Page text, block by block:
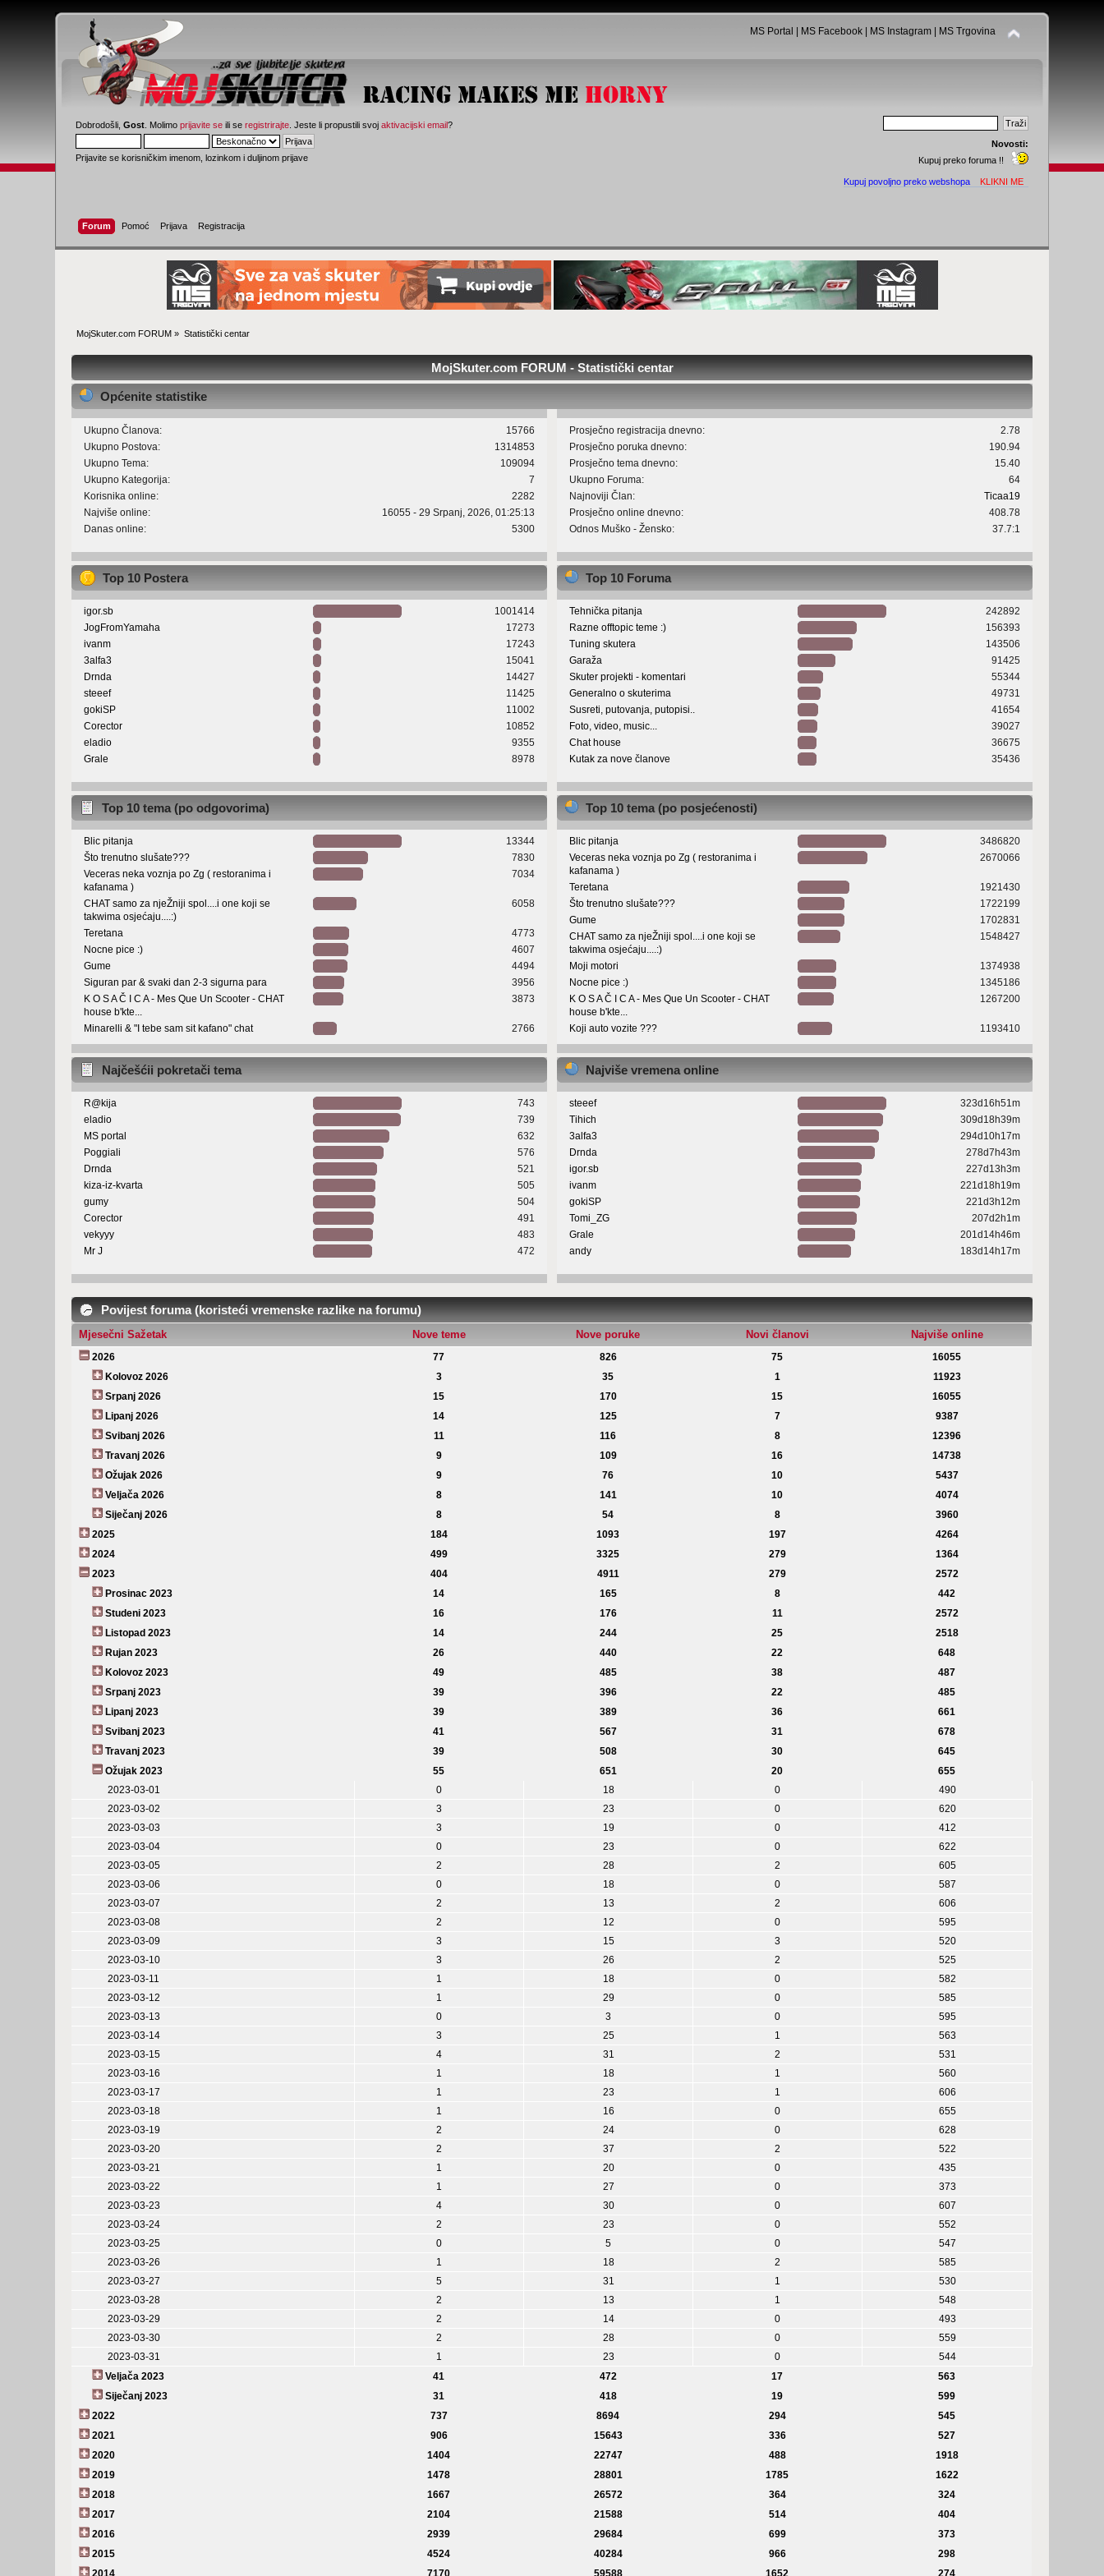
MS Portal MS Facebook| MS Instagram| MS Trgovina
Dobrodošli,Gost . Molimoprijavite se ili seregistrirajte . Jeste li propustili svojaktivacijski email?
Prijavite se korisničkim imenom, lozinkom i duljinom prijave
Novosti:
Kupuj preko foruma !!
Kupuj povoljno preko webshopa KLIKNI ME
Forum Pomoć Prijava Registracija
MojSkuter.com FORUM » Statistički centar
MojSkuter.com FORUM - Statistički centar
Općenite statistike
Ukupno Članova:
15766
Ukupno Postova:
1314853
Ukupno Tema:
109094
Ukupno Kategorija:
7
Korisnika online:
2282
Najviše online:
16055 - 29 Srpanj, 2026, 01:25:13
Danas online:
5300
Prosječno registracija dnevno:
2.78
Prosječno poruka dnevno:
190.94
Prosječno tema dnevno:
15.40
Ukupno Foruma:
64
Najnoviji Član:
Ticaa19
Prosječno online dnevno:
408.78
Odnos Muško - Žensko:
37.7:1
Top 10 Postera
igor.sb
1001414
JogFromYamaha
17273
ivanm
17243
3alfa3
15041
Drnda
14427
steeef
11425
gokiSP
11002
Corector
10852
eladio
9355
Grale
8978
Top 10 Foruma
Tehnička pitanja
242892
Razne offtopic teme :)
156393
Tuning skutera
143506
Garaža
91425
Skuter projekti - komentari
55344
Generalno o skuterima
49731
Susreti, putovanja, putopisi..
41654
Foto, video, music...
39027
Chat house
36675
Kutak za nove članove
35436
Top 10 tema (po odgovorima)
Blic pitanja
13344
Što trenutno slušate???
7830
Veceras neka voznja po Zg ( restoranima i
kafanama )
7034
CHAT samo za njeŽniji spol....i one koji se
takwima osjećaju....:)
6058
Teretana
4773
Nocne pice :)
4607
Gume
4494
Siguran par & svaki dan 2-3 sigurna para
3956
K O S A Č I C A - Mes Que Un Scooter - CHAT
house b'kte...
3873
Minarelli & "I tebe sam sit kafano" chat 2766
Top 10 tema (po posjećenosti)
Blic pitanja
3486820
Veceras neka voznja po Zg ( restoranima i
kafanama )
2670066
Teretana
1921430
Što trenutno slušate???
1722199
Gume
1702831
CHAT samo za njeŽniji spol....i one koji se
takwima osjećaju....:)
1548427
Moji motori
1374938
Nocne pice :)
1345186
K O S A Č I C A - Mes Que Un Scooter - CHAT
house b'kte...
1267200
Koji auto vozite ??? 1193410
Najčešćii pokretači tema
R@kija
743
eladio
739
MS portal
632
Poggiali
576
Drnda
521
kiza-iz-kvarta
505
gumy
504
Corector
491
vekyyy
483
Mr J
472
Najviše vremena online
steeef
323d16h51m
Tihich
309d18h39m
3alfa3
294d10h17m
Drnda
278d7h43m
igor.sb
227d13h3m
ivanm
221d18h19m
gokiSP
221d3h12m
Tomi_ZG
207d2h1m
Grale
201d14h46m
andy
183d14h17m
Povijest foruma (koristeći vremenske razlike na forumu)
Mjesečni Sažetak Nove teme Nove poruke Novi članovi Najviše online
2026 77 826 75
16055
Kolovoz 2026
3 35 1
11923
Srpanj 2026
15 170 15
16055
Lipanj 2026
14 125 7
9387
Svibanj 2026
11 116 8
12396
Travanj 2026
9 109 16
14738
Ožujak 2026
9 76 10
5437
Veljača 2026
8 141 10
4074
Siječanj 2026
8 54 8
3960
2025
184 1093 197
4264
2024
499 3325 279
1364
2023
404 4911 279
2572
Prosinac 2023
14 165 8
442
Studeni 2023
16 176 11
2572
Listopad 2023
14 244 25
2518
Rujan 2023
26 440 22
648
Kolovoz 2023
49 485 38
487
Srpanj 2023
39 396 22
485
Lipanj 2023
39 389 36
661
Svibanj 2023
41 567 31
678
Travanj 2023
39 508 30
645
Ožujak 2023
55 651 20
655
2023-03-01
0 18 0
490
2023-03-02
3 23 0
620
2023-03-03
3 19 0
412
2023-03-04
0 23 0
622
2023-03-05
2 28 2
605
2023-03-06
0 18 0
587
2023-03-07
2 13 2
606
2023-03-08
2 12 0
595
2023-03-09
3 15 3
520
2023-03-10
3 26 2
525
2023-03-11
1 18 0
582
2023-03-12
1 29 0
585
2023-03-13
0 3 0
595
2023-03-14
3 25 1
563
2023-03-15
4 31 2
531
2023-03-16
1 18 1
560
2023-03-17
1 23 1
606
2023-03-18
1 16 0
655
2023-03-19
2 24 0
628
2023-03-20
2 37 2
522
2023-03-21
1 20 0
435
2023-03-22
1 27 0
373
2023-03-23
4 30 0
607
2023-03-24
2 23 0
552
2023-03-25
0 5 0
547
2023-03-26
1 18 2
585
2023-03-27
5 31 1
530
2023-03-28
2 13 1
548
2023-03-29
2 14 0
493
2023-03-30
2 28 0
559
2023-03-31
1 23 0
544
Veljača 2023
41 472 17
563
Siječanj 2023
31 418 19
599
2022
737 8694 294
545
2021
906 15643 336
527
2020
1404 22747 488
1918
2019
1478 28801 1785
1622
2018
1667 26572 364
324
2017
2104 21588 514
404
2016
2939 29684 699
373
2015
4524 40284 966
298